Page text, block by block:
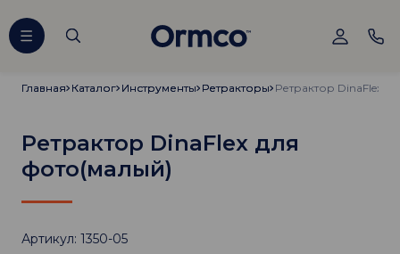
Главная
Главная Каталог
Каталог Инструменты
Инструменты Ретракторы
Ретракторы Ретрактор DinaFlex
Ретрактор DinaFlex для
фото(малый)
Артикул: 1350-05